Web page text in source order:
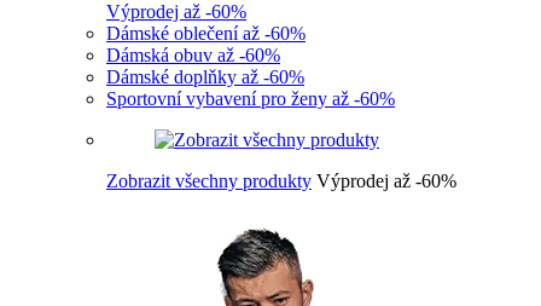
Výprodej až -60%
Dámské oblečení až -60%
Dámská obuv až -60%
Dámské doplňky až -60%
Sportovní vybavení pro ženy až -60%
Zobrazit všechny produkty Výprodej až -60%